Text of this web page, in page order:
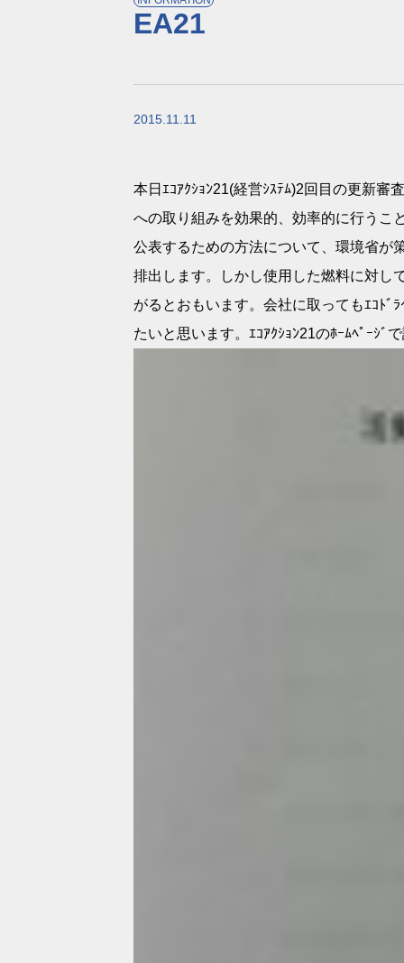
EA21
2015.11.11
本日ｴｺｱｸｼｮﾝ21(経営ｼｽﾃﾑ)2回目の更新審
への取り組みを効果的、効率的に行うこ
公表するための方法について、環境省が
排出します。しかし使用した燃料に対し
がるとおもいます。会社に取ってもｴｺﾄﾞ
たいと思います。ｴｺｱｸｼｮﾝ21のﾎｰﾑﾍﾟｰｼﾞ